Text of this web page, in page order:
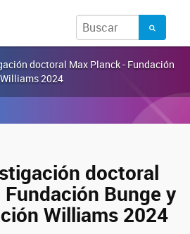
doctoral Max Planck - Fundación
2024
doctoral
Bunge y
Williams 2024